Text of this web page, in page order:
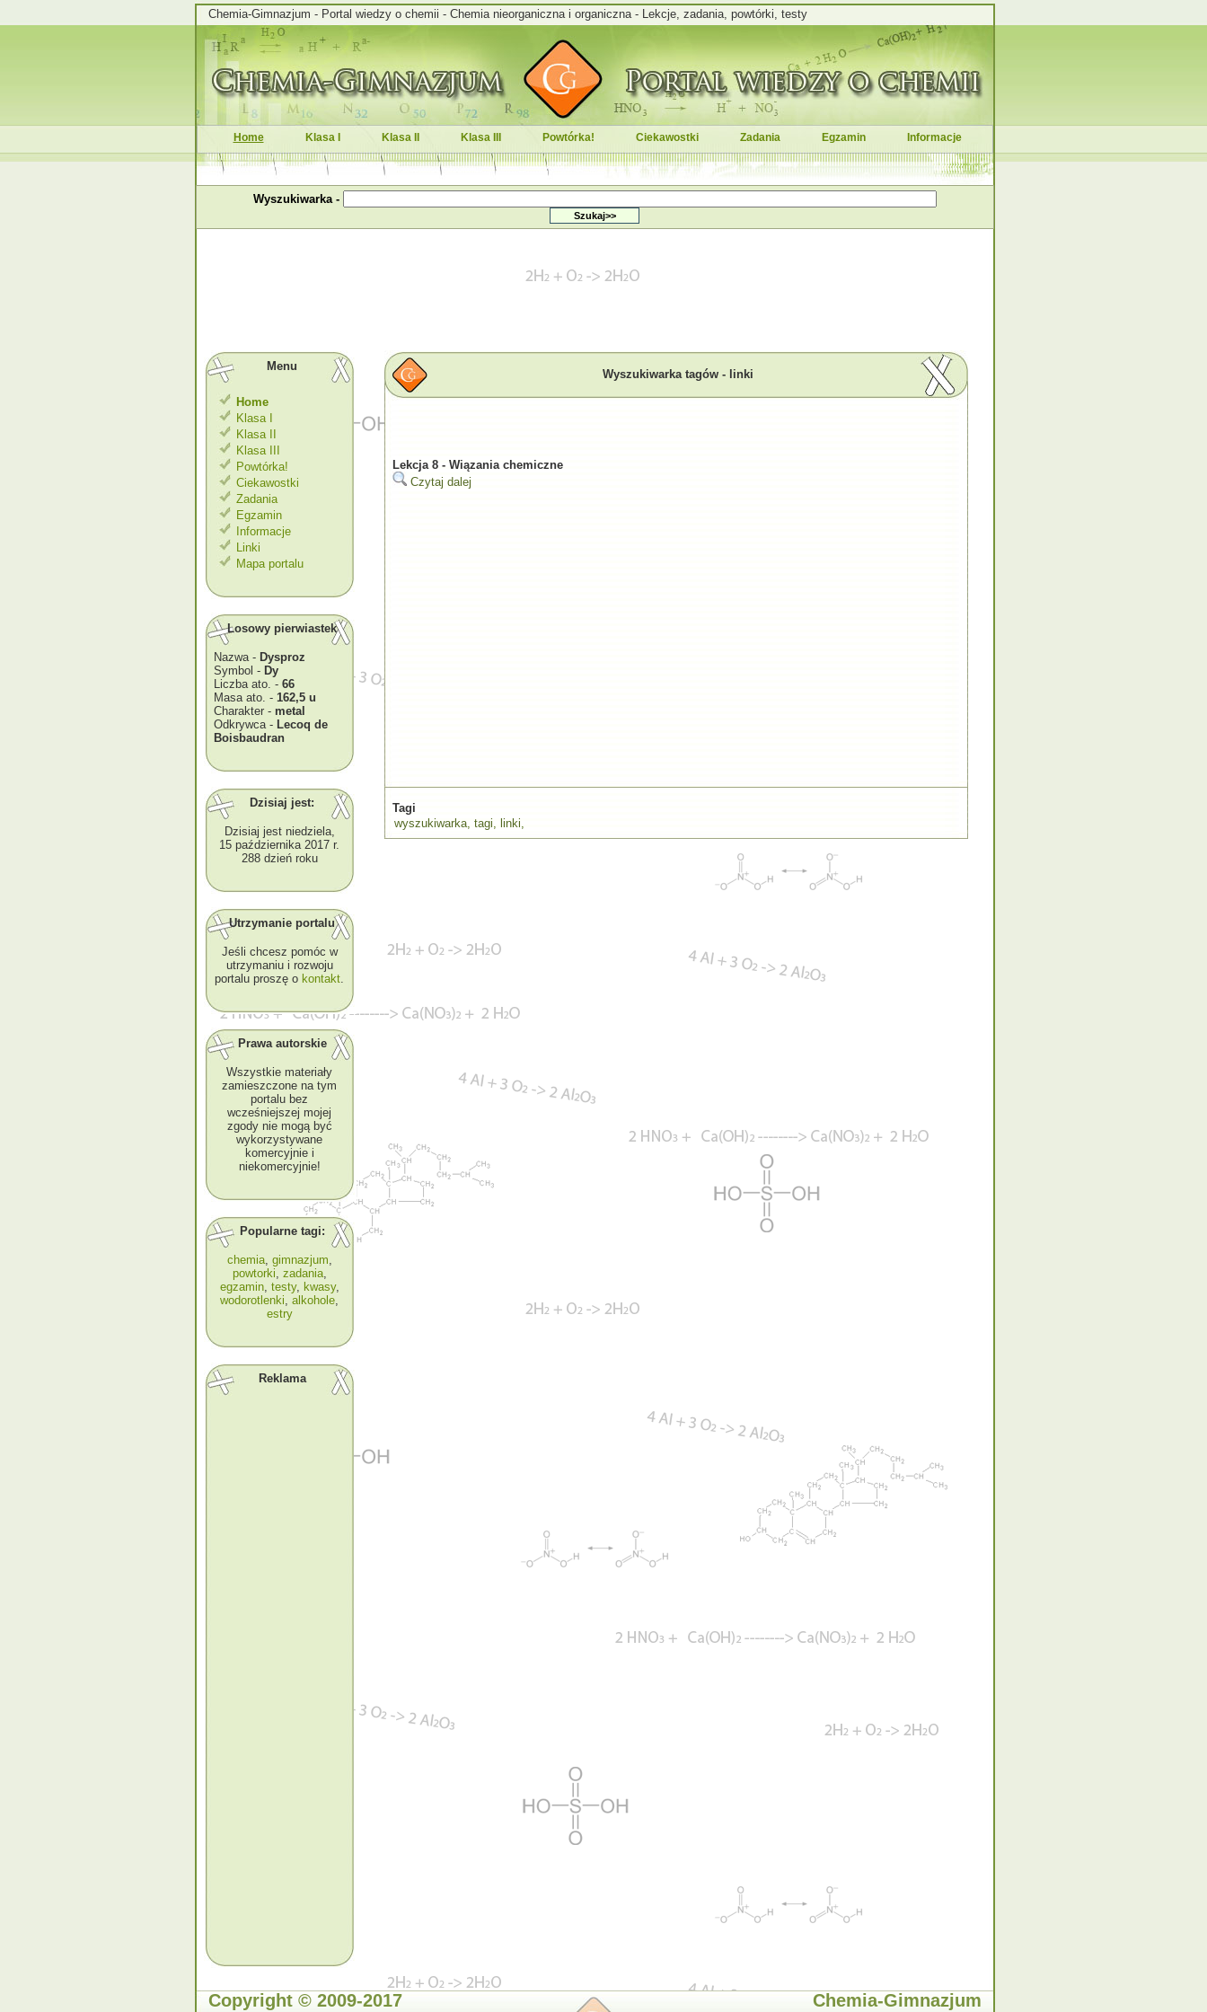
Chemia-Gimnazjum - Portal wiedzy o chemii - Chemia nieorganiczna i organiczna - Lekcje, zadania, powtórki, testy
Home Klasa I Klasa II Klasa III Powtórka! Ciekawostki Zadania Egzamin Informacje
Wyszukiwarka -
Menu
Home
Klasa I
Klasa II
Klasa III
Powtórka!
Ciekawostki
Zadania
Egzamin
Informacje
Linki
Mapa portalu
Losowy pierwiastek
Nazwa - Dysproz
Symbol - Dy
Liczba ato. - 66
Masa ato. - 162,5 u
Charakter - metal
Odkrywca - Lecoq de
Boisbaudran
Dzisiaj jest:
Dzisiaj jest niedziela,
15 października 2017 r.
288 dzień roku
Utrzymanie portalu
Jeśli chcesz pomóc w
utrzymaniu i rozwoju
portalu proszę o kontakt.
Prawa autorskie
Wszystkie materiały
zamieszczone na tym
portalu bez
wcześniejszej mojej
zgody nie mogą być
wykorzystywane
komercyjnie i
niekomercyjnie!
Popularne tagi:
chemia, gimnazjum,
powtorki, zadania,
egzamin, testy, kwasy,
wodorotlenki, alkohole,
estry
Reklama
Wyszukiwarka tagów - linki
Lekcja 8 - Wiązania chemiczne
Czytaj dalej
Tagi
wyszukiwarka, tagi, linki,
Copyright © 2009-2017 Chemia-Gimnazjum